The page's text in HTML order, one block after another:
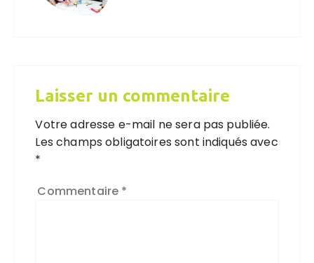
Laisser un commentaire
Votre adresse e-mail ne sera pas publiée.
Les champs obligatoires sont indiqués avec
*
Commentaire *